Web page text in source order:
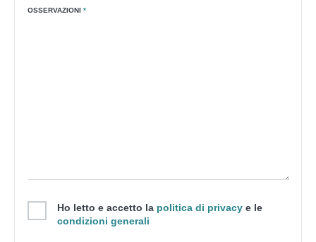
OSSERVAZIONI *
Ho letto e accetto la politica di privacy e le
condizioni generali